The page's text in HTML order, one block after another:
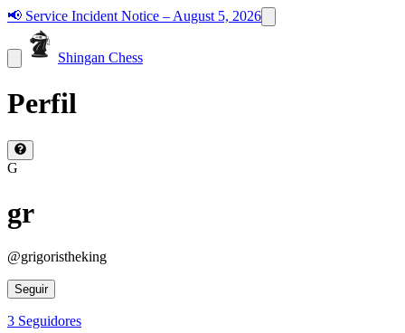
📢 Service Incident Notice – August 5, 2026
Shingan Chess
Perfil
G
gr
@grigoristheking
Seguir
3 Seguidores